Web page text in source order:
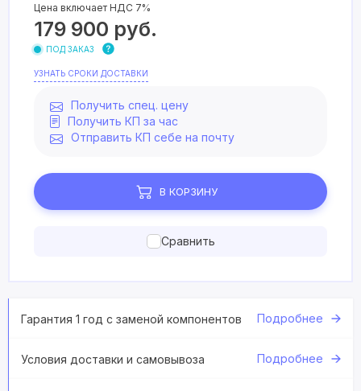
Цена включает НДС 7%
179 900 руб.
ПОД ЗАКАЗ
УЗНАТЬ СРОКИ ДОСТАВКИ
Получить спец. цену
Получить КП за час
Отправить КП себе на почту
В КОРЗИНУ
Сравнить
Гарантия 1 год с заменой компонентов Подробнее
Условия доставки и самовывоза Подробнее